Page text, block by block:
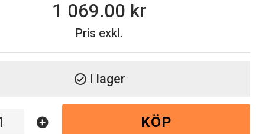
Pris exkl.
1 069.00
check_circle I lager
add_circle KÖP